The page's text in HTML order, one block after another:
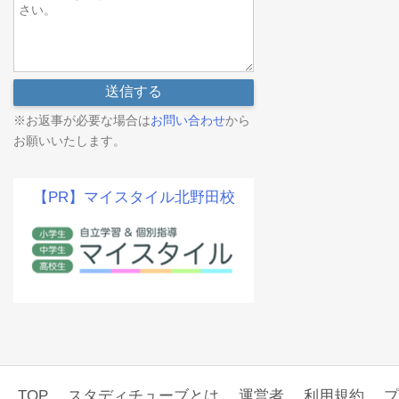
※お返事が必要な場合はお問い合わせから
お願いいたします。
【PR】マイスタイル北野田校
TOP スタディチューブとは 運営者 利用規約